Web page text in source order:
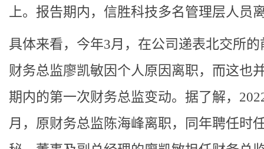
上。报告期内，信胜科技多名管理层人员
具体来看，今年3月，在公司递表北交所的
财务总监廖凯敏因个人原因离职，而这也
期内的第一次财务总监变动。据了解，
月，原财务总监陈海峰离职，同年聘任时